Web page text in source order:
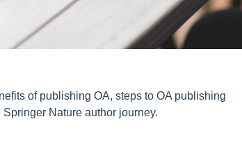
of publishing OA, steps to OA publishing
Nature author journey.